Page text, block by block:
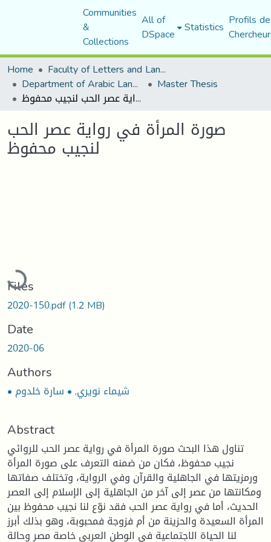
Communities
&
Collections
All of
DSpace Statistics Profils
Home
Faculty of Letters and Languages
Department of Arabic Language and Literature Master Thesis
صورة المرأة في رواية عصر الحب لنجيب محفوظ
صورة المرأة في رواية عصر الحب
لنجيب محفوظ
Loading...
Files
2020-150.pdf(1.2 MB)
Date
2020-06
Authors
• شيماء نويري, • سارة خلدوم
Abstract
تناول هذا البحث صورة المرأة في رواية عصر الحب للروائي
نجيب محفوظ، فكان من ضمنه التعرف على صورة المرأة
ورمزيتها في الجاهلية والقرآن وفي الرواية، وتختلف صفاتها
ومكانتها من عصر إلى آخر من الجاهلية إلى الإسلام إلى العصر
الحديث، أما في رواية عصر الحب فقد نوّع لنا نجيب محفوظ بين
المرأة السعيدة والحزينة من أم فزوجة فمحبوبة، وهو بذلك أبرز
لنا الحياة الاجتماعية في الوطن العربي خاصة مصر وحالة